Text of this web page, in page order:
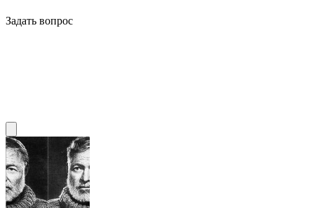
Задать вопрос